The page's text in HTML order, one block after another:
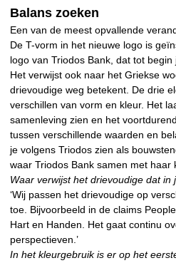
Balans zoeken
Een van de meest opvallende
De T-vorm in het nieuwe logo is
logo van Triodos Bank, dat tot
Het verwijst ook naar het Griekse
drievoudige weg betekent. De drie
verschillen van vorm en kleur. Het
samenleving zien en het
tussen verschillende waarden en
je volgens Triodos zien als
waar Triodos Bank samen met haar
Waar verwijst het drievoudige dat
‘Wij passen het drievoudige op
toe. Bijvoorbeeld in de claims
Hart en Handen. Het gaat continu
perspectieven.’
In het kleurgebruik is er op het